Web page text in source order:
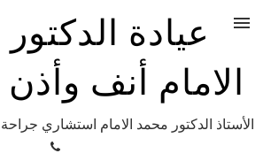
عيادة
الامام أنف
الأستاذ الدكتور محمد الامام استشاري